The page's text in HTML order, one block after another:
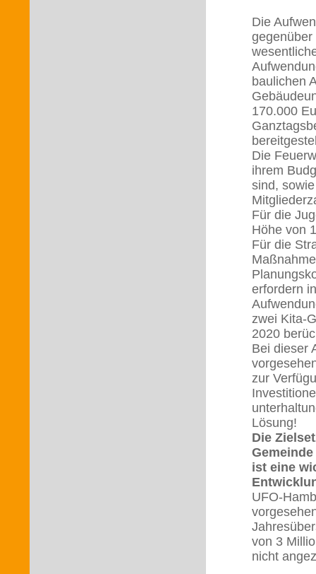
Die
gegenüber
baulichen
170.000
Die
ihrem
sind,
Für die
Höhe von
Für die
erfordern
zwei Kita-
2020
Bei dieser
zur
Die
ist eine
UFO-
von 3
nicht